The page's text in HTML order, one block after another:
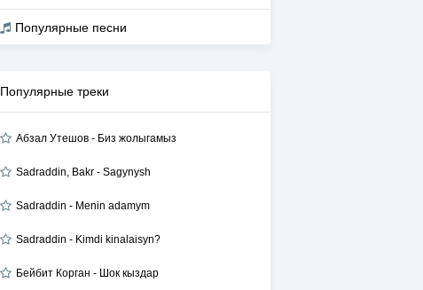
Популярные песни
Популярные треки
Абзал Утешов - Биз жолыгамыз
Sadraddin, Bakr - Sagynysh
Sadraddin - Menin adamym
Sadraddin - Kimdi kinalaisyn?
Бейбит Корган - Шок кыздар